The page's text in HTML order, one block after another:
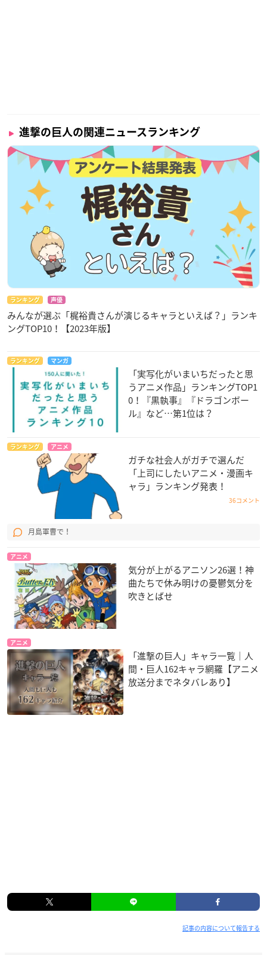
進撃の巨人の関連ニュースランキング
ランキング 声優
みんなが選ぶ「梶裕貴さんが演じるキャラといえば？」ランキ
ングTOP10！【2023年版】
ランキング マンガ
「実写化がいまいちだったと思
うアニメ作品」ランキングTOP1
0！『黒執事』『ドラゴンボー
ル』など…第1位は？
ランキング アニメ
ガチな社会人がガチで選んだ
「上司にしたいアニメ・漫画キ
ャラ」ランキング発表！
36コメント
月島軍曹で！
アニメ
気分が上がるアニソン26選！神
曲たちで休み明けの憂鬱気分を
吹きとばせ
アニメ
「進撃の巨人」キャラ一覧｜人
間・巨人162キャラ網羅【アニメ
放送分までネタバレあり】
記事の内容について報告する